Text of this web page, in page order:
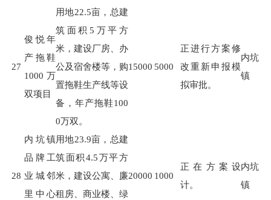
27
俊悦年
产拖鞋
1000万
双项目
用地22.5亩，总建
筑面积 5 万平方
米，建设厂房、办
公及宿舍楼等，购
置拖鞋生产线等设
备，年产拖鞋100
0万双。
15000 5000
正进行方案修
改重新申报模
拟审批。
内坑
镇
28
内坑镇
品牌工
业城邻
里中心
用地23.9亩，总建
筑面积4.5万平方
米，建设公寓、廉
租房、商业楼、绿
20000 1000
正在方案设
计。
内坑
镇